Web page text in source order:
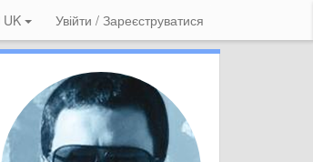
UK Увійти / Зареєструватися